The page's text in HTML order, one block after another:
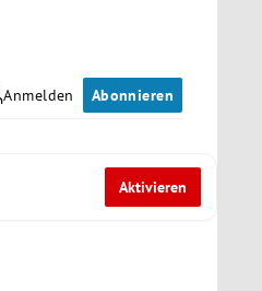
Anmelden Abonnieren
Aktivieren